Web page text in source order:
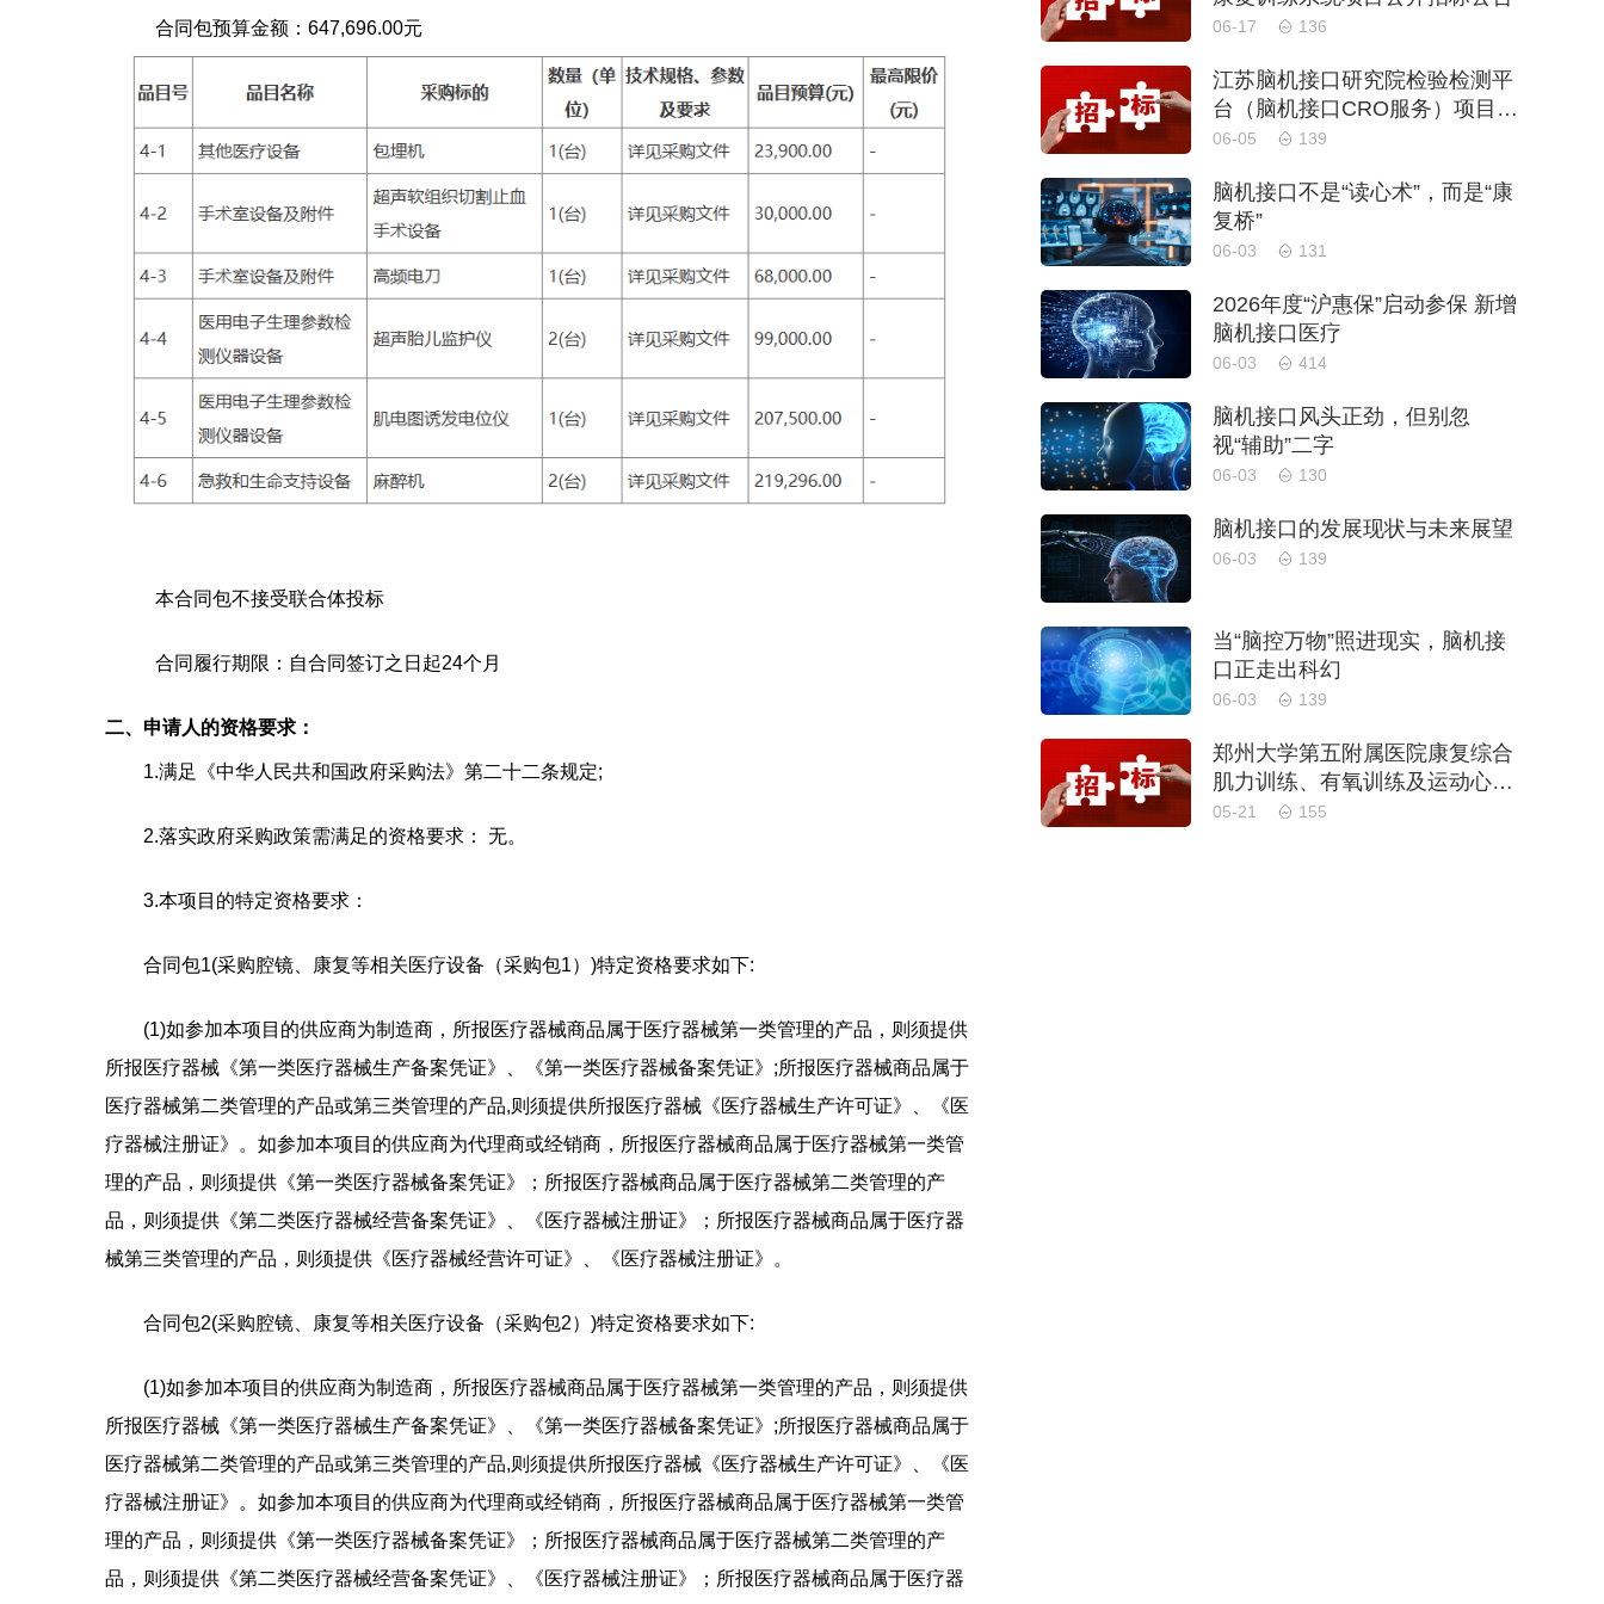
合同包预算金额： 647,696.00元
本合同包不接受联合体投标
合同履行期限： 自合同签订之日起24个月
二、申请人的资格要求：
1.满足《中华人民共和国政府采购法》第二十二条规定;
2.落实政府采购政策需满足的资格要求： 无。
3.本项目的特定资格要求：
合同包1(采购腔镜、康复等相关医疗设备（采购包1）)特定资格要求如下:
(1)如参加本项目的供应商为制造商，所报医疗器械商品属于医疗器械第一类管理的产品，则须提供
所报医疗器械《第一类医疗器械生产备案凭证》、《第一类医疗器械备案凭证》;所报医疗器械商品属于
医疗器械第二类管理的产品或第三类管理的产品,则须提供所报医疗器械《医疗器械生产许可证》、《医
疗器械注册证》。如参加本项目的供应商为代理商或经销商，所报医疗器械商品属于医疗器械第一类管
理的产品，则须提供《第一类医疗器械备案凭证》；所报医疗器械商品属于医疗器械第二类管理的产
品，则须提供《第二类医疗器械经营备案凭证》、《医疗器械注册证》；所报医疗器械商品属于医疗器
械第三类管理的产品，则须提供《医疗器械经营许可证》、《医疗器械注册证》。
合同包2(采购腔镜、康复等相关医疗设备（采购包2）)特定资格要求如下:
(1)如参加本项目的供应商为制造商，所报医疗器械商品属于医疗器械第一类管理的产品，则须提供
所报医疗器械《第一类医疗器械生产备案凭证》、《第一类医疗器械备案凭证》;所报医疗器械商品属于
医疗器械第二类管理的产品或第三类管理的产品,则须提供所报医疗器械《医疗器械生产许可证》、《医
疗器械注册证》。如参加本项目的供应商为代理商或经销商，所报医疗器械商品属于医疗器械第一类管
理的产品，则须提供《第一类医疗器械备案凭证》；所报医疗器械商品属于医疗器械第二类管理的产
品，则须提供《第二类医疗器械经营备案凭证》、《医疗器械注册证》；所报医疗器械商品属于医疗器
06-17 136
江苏脑机接口研究院检验检测平
台（脑机接口CRO服务）项目采
购公告
06-05 139
脑机接口不是“读心术”，而是“康
复桥”
06-03 131
2026年度“沪惠保”启动参保 新增
脑机接口医疗
06-03 414
脑机接口风头正劲，但别忽
视“辅助”二字
06-03 130
脑机接口的发展现状与未来展望
06-03 139
当“脑控万物”照进现实，脑机接
口正走出科幻
06-03 139
郑州大学第五附属医院康复综合
肌力训练、有氧训练及运动心肺
功能评估设备采购项目-公开招
05-21 155